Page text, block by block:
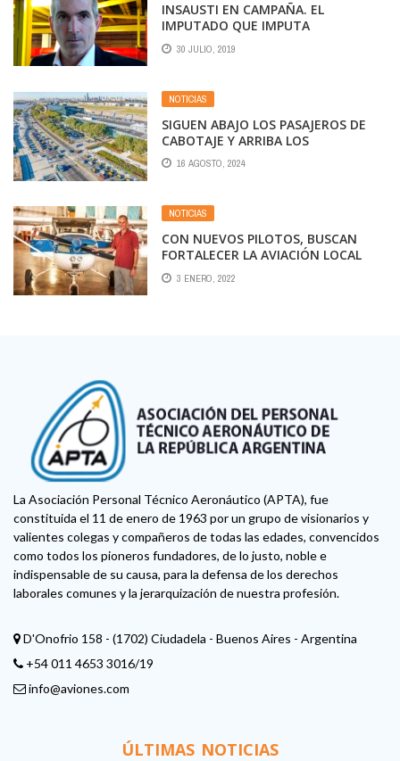
INSAUSTI EN CAMPAÑA. EL
IMPUTADO QUE IMPUTA
DESESPERADO PERO NO ALERTA
SOBRE BRANDONI, CUASI
30 JULIO, 2019
NOTICIAS
SIGUEN ABAJO LOS PASAJEROS DE
CABOTAJE Y ARRIBA LOS
INTERNACIONALES
16 AGOSTO, 2024
NOTICIAS
CON NUEVOS PILOTOS, BUSCAN
FORTALECER LA AVIACIÓN LOCAL
3 ENERO, 2022
La Asociación Personal Técnico Aeronáutico (APTA), fue
constituida el 11 de enero de 1963 por un grupo de visionarios y
valientes colegas y compañeros de todas las edades, convencidos
como todos los pioneros fundadores, de lo justo, noble e
indispensable de su causa, para la defensa de los derechos
laborales comunes y la jerarquización de nuestra profesión.
D'Onofrio 158 - (1702) Ciudadela - Buenos Aires - Argentina
+54 011 4653 3016/19
info@aviones.com
ÚLTIMAS NOTICIAS